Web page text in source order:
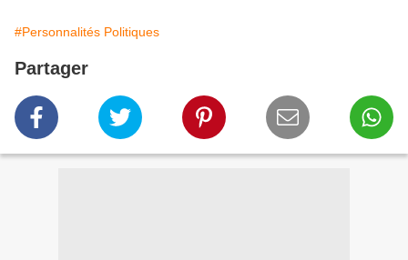
#Personnalités Politiques
Partager